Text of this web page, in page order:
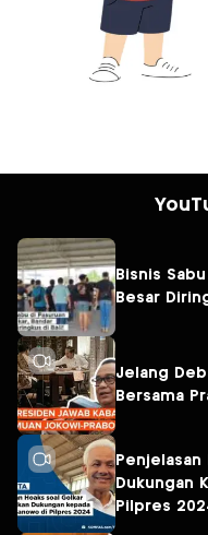
Bisnis
Besar
Jelang
Bersama
Penjelasan
Dukungan
Pilpres